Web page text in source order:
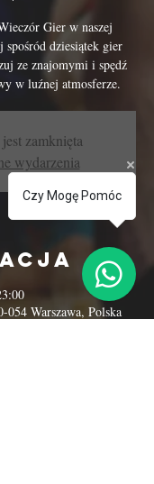
Gier w naszej
dziesiątek gier
ze znajomymi i spędź
w luźnej atmosferze.
zamknięta
wydarzenia
054 Warszawa, Polska
Czy Mogę Pomóc